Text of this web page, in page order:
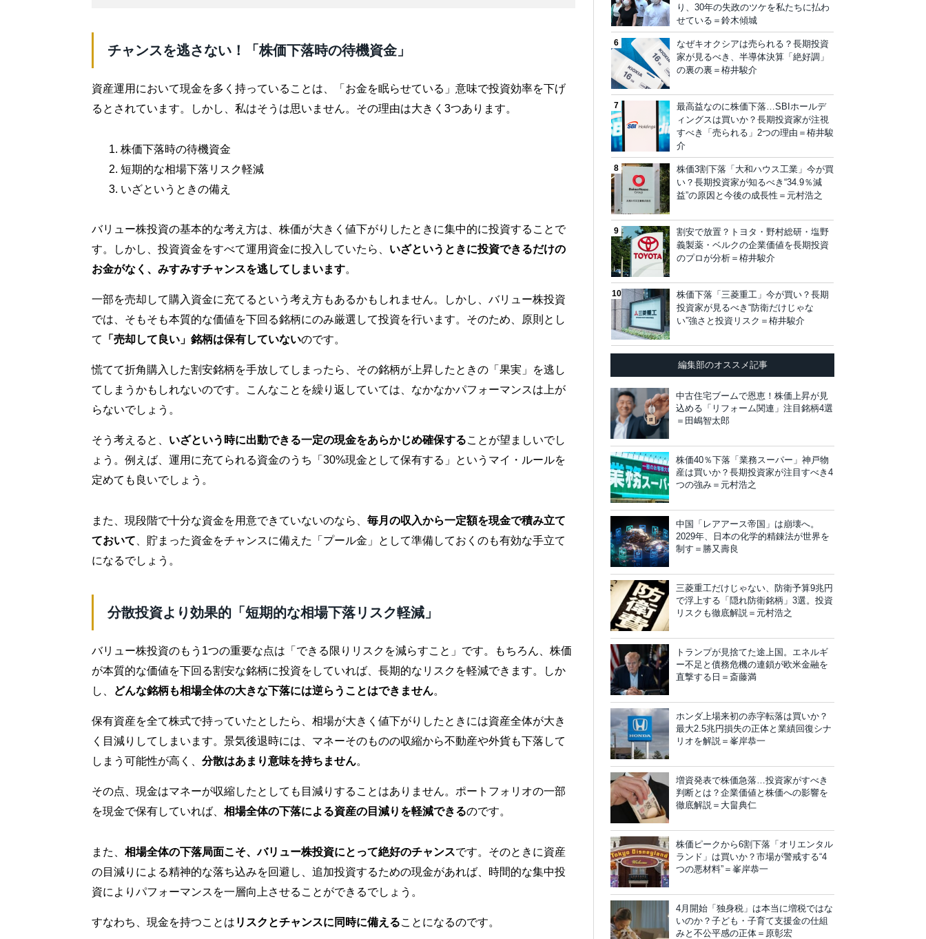
チャンスを逃さない！「株価下落時の待機資金」
資産運用において現金を多く持っていることは、「お金を眠らせている」意味で投資効率を下げ
るとされています。しかし、私はそうは思いません。その理由は大きく3つあります。
株価下落時の待機資金
短期的な相場下落リスク軽減
いざというときの備え
バリュー株投資の基本的な考え方は、株価が大きく値下がりしたときに集中的に投資することで
す。しかし、投資資金をすべて運用資金に投入していたら、 いざというときに投資できるだけの
お金がなく、みすみすチャンスを逃してしまいます。
一部を売却して購入資金に充てるという考え方もあるかもしれません。しかし、バリュー株投資
では、そもそも本質的な価値を下回る銘柄にのみ厳選して投資を行います。そのため、原則とし
て
「売却して良い」銘柄は保有していないのです。
慌てて折角購入した割安銘柄を手放してしまったら、その銘柄が上昇したときの「果実」を逃し
てしまうかもしれないのです。こんなことを繰り返していては、なかなかパフォーマンスは上が
らないでしょう。
そう考えると、 いざという時に出動できる一定の現金をあらかじめ確保することが望ましいでし
ょう。例えば、運用に充てられる資金のうち「30%現金として保有する」というマイ・ルールを
定めても良いでしょう。
また、現段階で十分な資金を用意できていないのなら、 毎月の収入から一定額を現金で積み立て
ておいて 、貯まった資金をチャンスに備えた「プール金」として準備しておくのも有効な手立て
になるでしょう。
分散投資より効果的「短期的な相場下落リスク軽減」
バリュー株投資のもう1つの重要な点は「できる限りリスクを減らすこと」です。もちろん、株価
が本質的な価値を下回る割安な銘柄に投資をしていれば、長期的なリスクを軽減できます。しか
し、
どんな銘柄も相場全体の大きな下落には逆らうことはできません。
保有資産を全て株式で持っていたとしたら、相場が大きく値下がりしたときには資産全体が大き
く目減りしてしまいます。景気後退時には、マネーそのものの収縮から不動産や外貨も下落して
しまう可能性が高く、 分散はあまり意味を持ちません。
その点、現金はマネーが収縮したとしても目減りすることはありません。ポートフォリオの一部
を現金で保有していれば、 相場全体の下落による資産の目減りを軽減できるのです。
また、 相場全体の下落局面こそ、バリュー株投資にとって絶好のチャンスです。そのときに資産
の目減りによる精神的な落ち込みを回避し、追加投資するための現金があれば、時間的な集中投
資によりパフォーマンスを一層向上させることができるでしょう。
すなわち、現金を持つことは リスクとチャンスに同時に備えることになるのです。
り、30年の失政のツケを私たちに払わ
せている＝鈴木傾城
なぜキオクシアは売られる？長期投資
家が見るべき、半導体決算「絶好調」
の裏の裏＝栫井駿介
最高益なのに株価下落…SBIホールデ
ィングスは買いか？長期投資家が注視
すべき「売られる」2つの理由＝栫井駿
介
株価3割下落「大和ハウス工業」今が買
い？長期投資家が知るべき“34.9％減
益”の原因と今後の成長性＝元村浩之
割安で放置？トヨタ・野村総研・塩野
義製薬・ベルクの企業価値を長期投資
のプロが分析＝栫井駿介
株価下落「三菱重工」今が買い？長期
投資家が見るべき“防衛だけじゃな
い”強さと投資リスク＝栫井駿介
編集部のオススメ記事
中古住宅ブームで恩恵！株価上昇が見
込める「リフォーム関連」注目銘柄4選
＝田嶋智太郎
株価40％下落「業務スーパー」神戸物
産は買いか？長期投資家が注目すべき4
つの強み＝元村浩之
中国「レアアース帝国」は崩壊へ。
2029年、日本の化学的精錬法が世界を
制す＝勝又壽良
三菱重工だけじゃない、防衛予算9兆円
で浮上する「隠れ防衛銘柄」3選。投資
リスクも徹底解説＝元村浩之
トランプが見捨てた途上国。エネルギ
ー不足と債務危機の連鎖が欧米金融を
直撃する日＝斎藤満
ホンダ上場来初の赤字転落は買いか？
最大2.5兆円損失の正体と業績回復シナ
リオを解説＝峯岸恭一
増資発表で株価急落…投資家がすべき
判断とは？企業価値と株価への影響を
徹底解説＝大畠典仁
株価ピークから6割下落「オリエンタル
ランド」は買いか？市場が警戒する“4
つの悪材料”＝峯岸恭一
4月開始「独身税」は本当に増税ではな
いのか？子ども・子育て支援金の仕組
みと不公平感の正体＝原彰宏